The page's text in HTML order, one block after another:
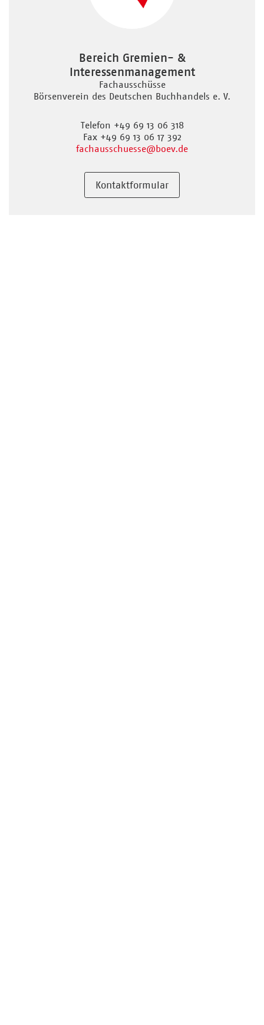
Bereich Gremien- &
Interessenmanagement
Fachausschüsse
Börsenverein des Deutschen Buchhandels e. V.
Telefon +49 69 13 06 318
Fax +49 69 13 06 17 392
fachausschuesse@boev.de
Kontaktformular